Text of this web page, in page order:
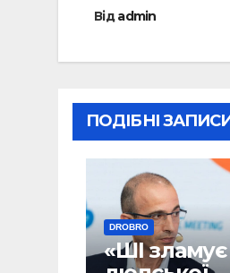
Відadmin
ПОДІБНІ
DROBRO
«ШІ